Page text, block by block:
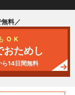
無料／
OK
おためし
ら14日間無料